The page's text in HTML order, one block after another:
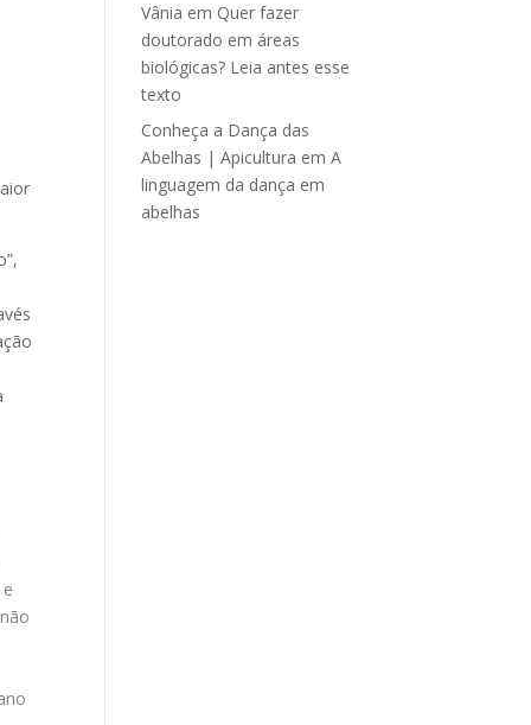
Vânia em Quer fazer
doutorado em áreas
biológicas? Leia antes esse
texto
Conheça a Dança das
Abelhas | Apicultura emA
linguagem da dança em
abelhas